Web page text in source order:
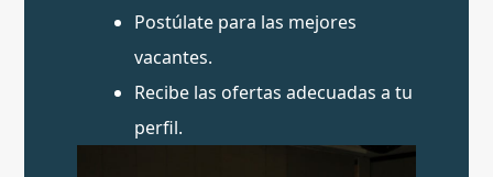
Postúlate para las mejores
vacantes.
Recibe las ofertas adecuadas a tu
perfil.